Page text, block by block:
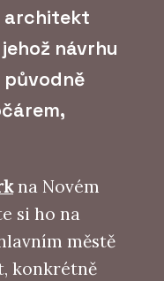
architekt
návrhu
na Novém
si ho na
městě
konkrétně